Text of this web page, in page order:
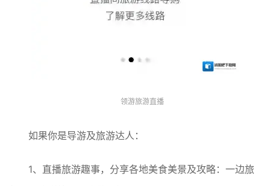
领游旅游直播
如果你是导游及旅游达人：
1、直播旅游趣事，分享各地美食美景及攻略：一边旅